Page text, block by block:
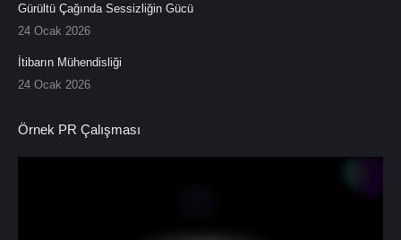
Gürültü Çağında Sessizliğin Gücü
24 Ocak 2026
İtibarın Mühendisliği
24 Ocak 2026
Örnek PR Çalışması